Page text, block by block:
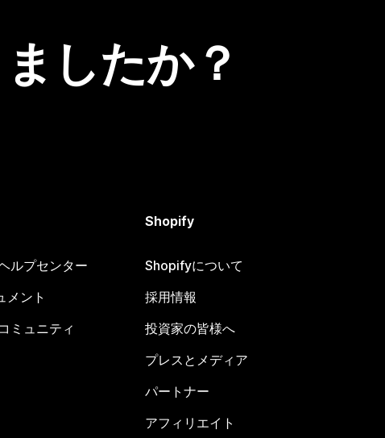
したか？
ルプセンター
メント
ミュニティ
Shopify
Shopifyについて
採用情報
投資家の皆様へ
プレスとメディア
パートナー
アフィリエイト